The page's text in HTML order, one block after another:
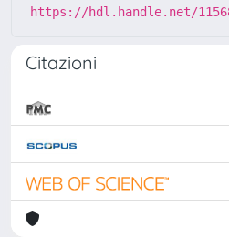
https://hdl.handle.net/
Citazioni